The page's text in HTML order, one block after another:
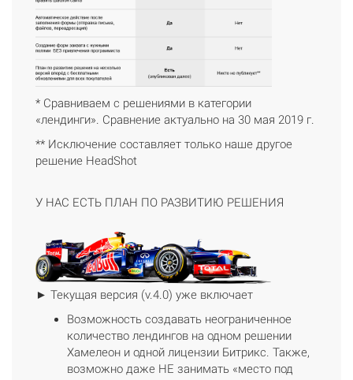
* Сравниваем с решениями в категории
«лендинги». Сравнение актуально на 30 мая 2019 г.
** Исключение составляет только наше другое
решение HeadShot
У НАС ЕСТЬ ПЛАН ПО РАЗВИТИЮ РЕШЕНИЯ
► Текущая версия (v.4.0) уже включает
Возможность создавать неограниченное
количество лендингов на одном решении
Хамелеон и одной лицензии Битрикс. Также,
возможно даже НЕ занимать «место под